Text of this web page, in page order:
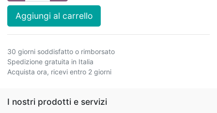
Aggiungi al carrello
30 giorni soddisfatto o rimborsato
Spedizione gratuita in Italia
Acquista ora, ricevi entro 2 giorni
I nostri prodotti e servizi